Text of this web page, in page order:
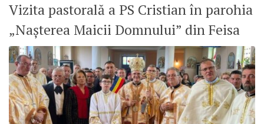
Vizita pastorală a PS Cristian în parohia
„Nașterea Maicii Domnului” din Feisa